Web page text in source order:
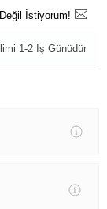
İstiyorum!
1-2 İş Günüdür